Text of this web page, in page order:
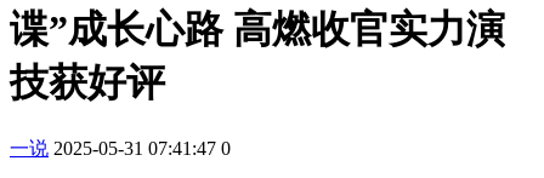
谍”成长心路 高燃收官实力演
技获好评
一说 2025-05-31 07:41:47 0